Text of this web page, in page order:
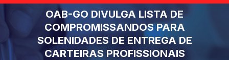
OAB-GO DIVULGA LISTA DE
COMPROMISSANDOS PARA
SOLENIDADES DE ENTREGA DE
CARTEIRAS PROFISSIONAIS